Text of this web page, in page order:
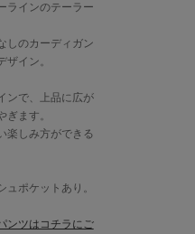
ラインのテーラー
しのカーディガン
イン。
ンで、上品に広が
ます。
楽しみ方ができる
ポケットあり。
ンツはコチラにご